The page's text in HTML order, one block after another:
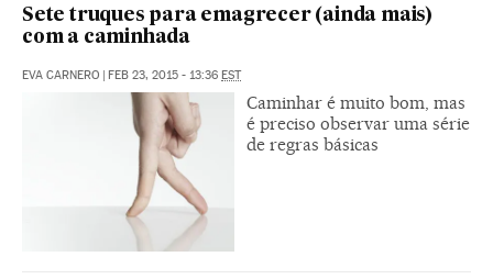
Sete truques para emagrecer (ainda mais)
com a caminhada
EVA CARNERO | FEB 23, 2015 - 13:36 EST
Caminhar é muito bom, mas
é preciso observar uma série
de regras básicas